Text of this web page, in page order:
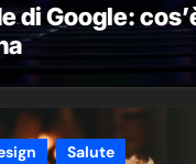
di Google:
Salute